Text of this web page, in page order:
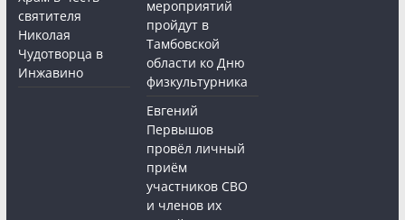
святителя
Николая
Чудотворца в
Инжавино
мероприятий
пройдут в
Тамбовской
области ко Дню
физкультурника
Евгений
Первышов
провёл личный
приём
участников СВО
и членов их